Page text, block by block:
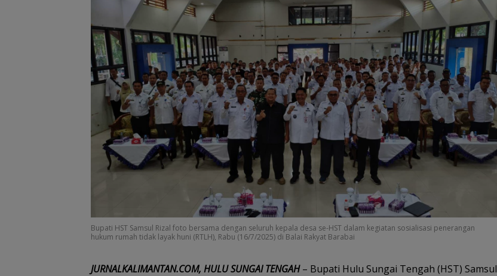
Bupati HST Samsul Rizal foto bersama dengan seluruh kepala desa se-HST dalam kegiatan sosialisasi penerangan
hukum rumah tidak layak huni (RTLH), Rabu (16/7/2025) di Balai Rakyat Barabai
JURNALKALIMANTAN.COM, HULU SUNGAI TENGAH– Bupati Hulu Sungai Tengah (HST) Samsul